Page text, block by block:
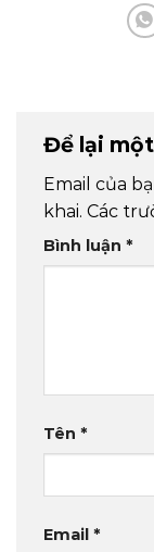
Để lại
Email của
khai. Các
Bình luận *
Tên *
Email *